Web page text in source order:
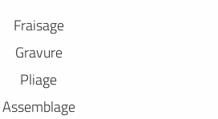
Fraisage
Gravure
Pliage
Assemblage